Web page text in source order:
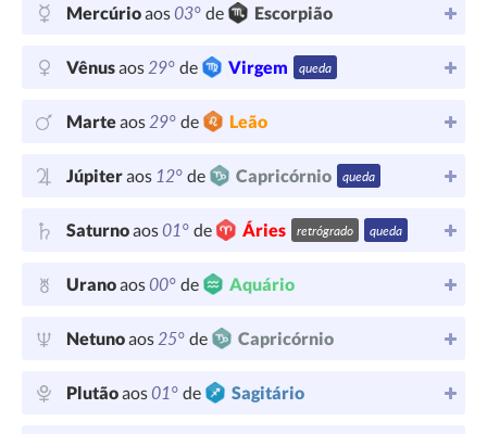
Mercúrioaos03° de Escorpião
Vênusaos29° de Virgem queda
Marteaos29° de Leão
Júpiteraos 12° de Capricórnio queda
Saturnoaos01° de Áries retrógrado queda
Uranoaos00° de Aquário
Netunoaos25° de Capricórnio
Plutãoaos01° de Sagitário